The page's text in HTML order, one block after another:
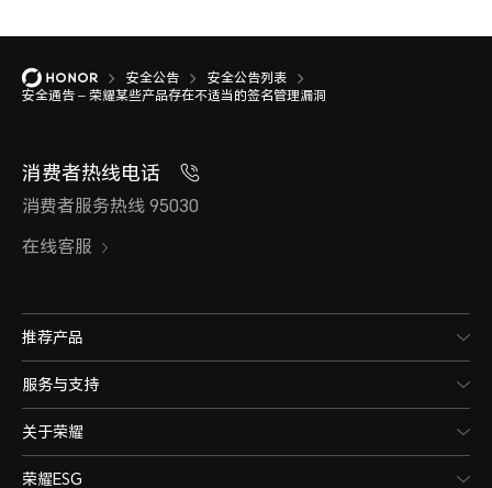
安全公告
安全公告列表
安全通告 – 荣耀某些产品存在不适当的签名管理漏洞
消费者热线电话
消费者服务热线 95030
在线客服
推荐产品
服务与支持
关于荣耀
荣耀ESG